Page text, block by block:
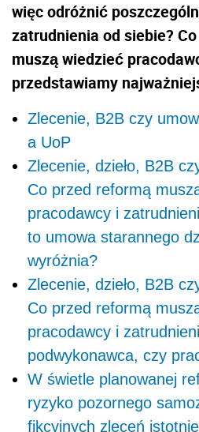
więc odróżnić
zatrudnienia od siebie?
muszą wiedzieć
przedstawiamy
Zlecenie, B2B czy
a UoP
Zlecenie, dzieło, B2B
Co przed reformą
pracodawcy i
to umowa starannego
wyróżnia?
Zlecenie, dzieło, B2B
Co przed reformą
pracodawcy i
podwykonawca, czy
W świetle planowanej
ryzyko pozornego
fikcyjnych zleceń